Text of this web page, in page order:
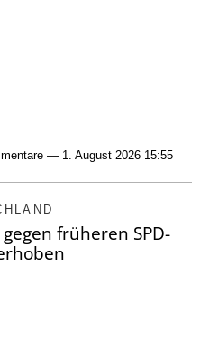
— 1. August 2026 15:55
früheren SPD-